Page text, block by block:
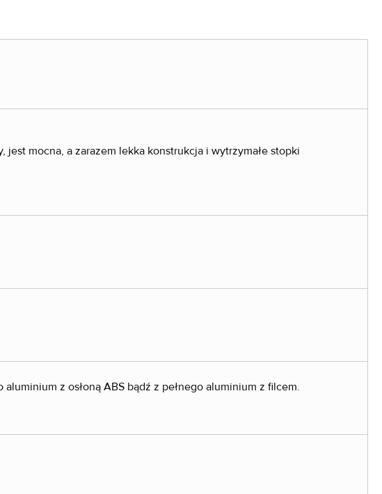
mocna, a zarazem lekka konstrukcja i wytrzymałe stopki
z osłoną ABS bądź z pełnego aluminium z filcem.